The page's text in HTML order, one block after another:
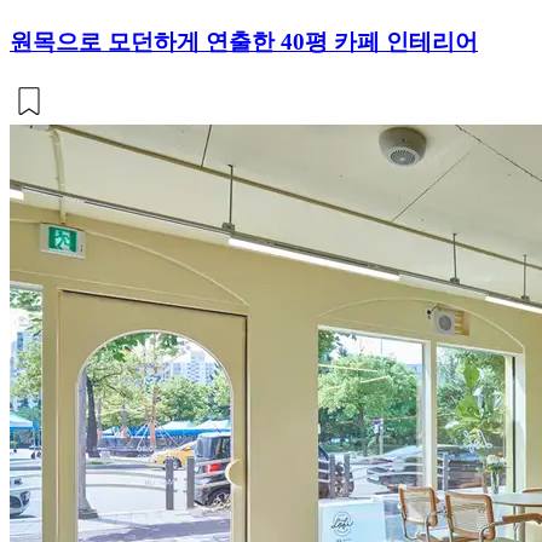
원목으로 모던하게 연출한 40평 카페 인테리어